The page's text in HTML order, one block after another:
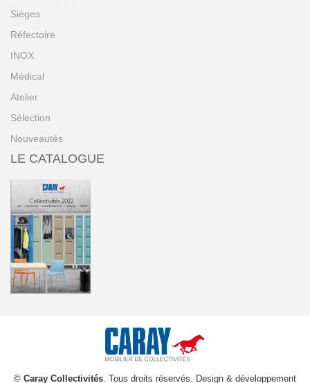
Sièges
Réfectoire
INOX
Médical
Atelier
Sélection
Nouveautés
LE CATALOGUE
© Caray Collectivités . Tous droits réservés. Design & développement